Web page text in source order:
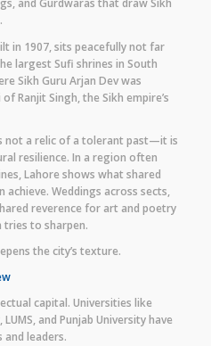
and Gurdwaras that draw Sikh
in 1907, sits peacefully not far
largest Sufi shrines in South
Sikh Guru Arjan Dev was
Ranjit Singh, the Sikh empire’s
not a relic of a tolerant past—it is
resilience. In a region often
Lahore shows what shared
Weddings across sects,
reverence for art and poetry
to sharpen.
the city’s texture.
capital. Universities like
and Punjab University have
leaders.